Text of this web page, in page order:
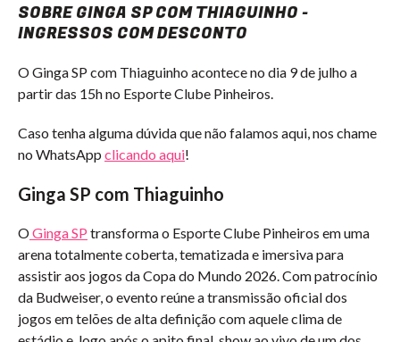
SOBRE GINGA SP COM THIAGUINHO -
INGRESSOS COM DESCONTO
O Ginga SP com Thiaguinho acontece no dia 9 de julho a
partir das 15h no Esporte Clube Pinheiros.
Caso tenha alguma dúvida que não falamos aqui, nos chame
no WhatsApp clicando aqui!
Ginga SP com Thiaguinho
OGinga SP transforma o Esporte Clube Pinheiros em uma
arena totalmente coberta, tematizada e imersiva para
assistir aos jogos da Copa do Mundo 2026. Com patrocínio
da Budweiser, o evento reúne a transmissão oficial dos
jogos em telões de alta definição com aquele clima de